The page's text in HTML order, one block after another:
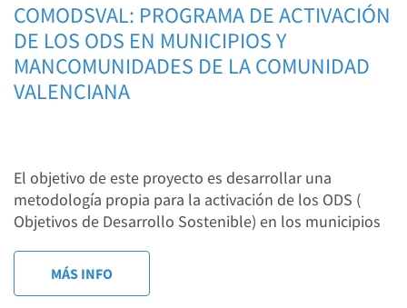
COMODSVAL: PROGRAMA DE ACTIVACIÓN
DE LOS ODS EN MUNICIPIOS Y
MANCOMUNIDADES DE LA COMUNIDAD
VALENCIANA
El objetivo de este proyecto es desarrollar una
metodología propia para la activación de los ODS (
Objetivos de Desarrollo Sostenible) en los municipios
MÁS INFO